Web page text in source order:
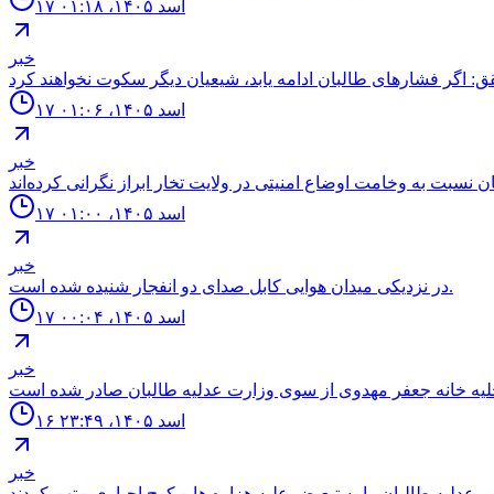
۱۷ اسد ۱۴۰۵، ۰۱:۱۸
خبر
۱۷ اسد ۱۴۰۵، ۰۱:۰۶
خبر
۱۷ اسد ۱۴۰۵، ۰۱:۰۰
خبر
در نزدیکی میدان هوایی کابل صدای دو انفجار شنیده شده است.
۱۷ اسد ۱۴۰۵، ۰۰:۰۴
خبر
۱۶ اسد ۱۴۰۵، ۲۳:۴۹
خبر